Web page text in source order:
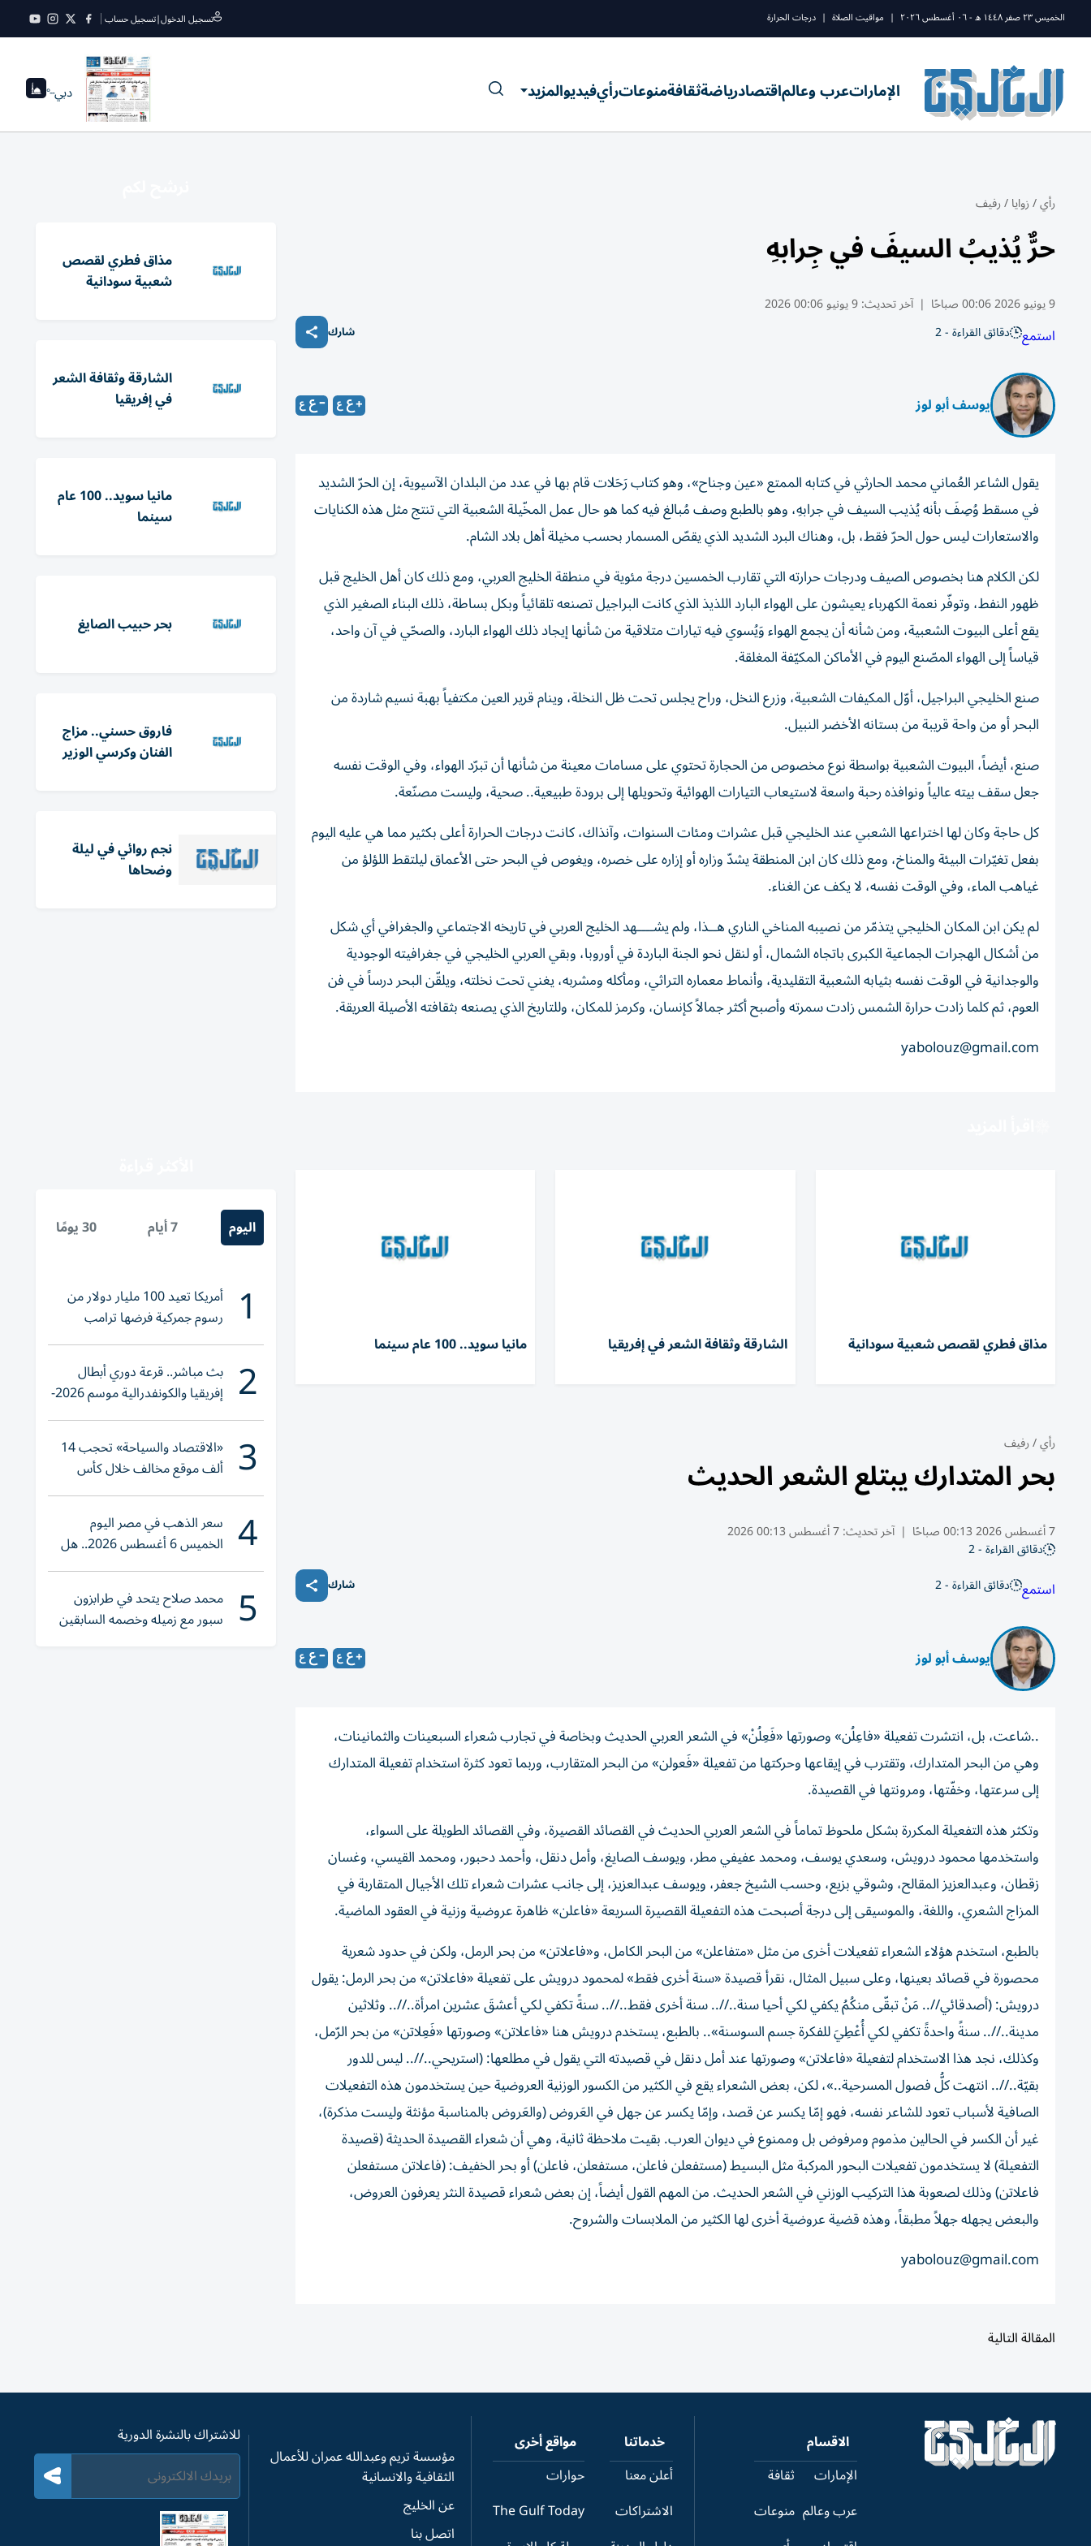
الخميس ٢٣ صفر ١٤٤٨ ه - ٠٦ أغسطس ٢٠٢٦ | مواقيت الصلاة | درجات الحرارة تسجيل الدخول|تسجيل حساب
الإماراتعرب وعالماقتصادرياضةثقافةمنوعاترأيفيديوالمزيد دبي--°
رأي/زوايا/رفيف
حرٌّ يُذيبُ السيفَ في جِرابهِ
9 يونيو 2026 00:06 صباحًا | آخر تحديث:9 يونيو 00:06 2026
استمع دقائق القراءة - 2 شارك
يوسف أبو لوز
يقول الشاعر العُماني محمد الحارثي في كتابه الممتع «عين وجناح»، وهو كتاب رَحَلات قام بها في عدد من البلدان الآسيوية، إن الحرّ الشديد
في مسقط وُصِفَ بأنه يُذيب السيف في جرابهِ، وهو بالطبع وصف مُبالغ فيه كما هو حال عمل المخّيلة الشعبية التي تنتج مثل هذه الكنايات
والاستعارات ليس حول الحرّ فقط، بل، وهناك البرد الشديد الذي يقصّ المسمار بحسب مخيلة أهل بلاد الشام.
لكن الكلام هنا بخصوص الصيف ودرجات حرارته التي تقارب الخمسين درجة مئوية في منطقة الخليج العربي، ومع ذلك كان أهل الخليج قبل
ظهور النفط، وتوفّر نعمة الكهرباء يعيشون على الهواء البارد اللذيذ الذي كانت البراجيل تصنعه تلقائياً وبكل بساطة، ذلك البناء الصغير الذي
يقع أعلى البيوت الشعبية، ومن شأنه أن يجمع الهواء وَيُسوي فيه تيارات متلاقية من شأنها إيجاد ذلك الهواء البارد، والصحّي في آن واحد،
قياساً إلى الهواء المصّنع اليوم في الأماكن المكيّفة المغلقة.
صنع الخليجي البراجيل، أوّل المكيفات الشعبية، وزرع النخل، وراح يجلس تحت ظل النخلة، وينام قرير العين مكتفياً بهبة نسيم شاردة من
البحر أو من واحة قريبة من بستانه الأخضر النبيل.
صنع، أيضاً، البيوت الشعبية بواسطة نوع مخصوص من الحجارة تحتوي على مسامات معينة من شأنها أن تبرّد الهواء، وفي الوقت نفسه
جعل سقف بيته عالياً ونوافذه رحبة واسعة لاستيعاب التيارات الهوائية وتحويلها إلى برودة طبيعية.. صحية، وليست مصنّعة.
كل حاجة وكان لها اختراعها الشعبي عند الخليجي قبل عشرات ومئات السنوات، وآنذاك، كانت درجات الحرارة أعلى بكثير مما هي عليه اليوم
بفعل تغيّرات البيئة والمناخ، ومع ذلك كان ابن المنطقة يشدّ وزاره أو إزاره على خصره، ويغوص في البحر حتى الأعماق ليلتقط اللؤلؤ من
غياهب الماء، وفي الوقت نفسه، لا يكف عن الغناء.
لم يكن ابن المكان الخليجي يتذمّر من نصيبه المناخي الناري هــذا، ولم يشــــهد الخليج العربي في تاريخه الاجتماعي والجغرافي أي شكل
من أشكال الهجرات الجماعية الكبرى باتجاه الشمال، أو لنقل نحو الجنة الباردة في أوروبا، وبقي العربي الخليجي في جغرافيته الوجودية
والوجدانية في الوقت نفسه بثيابه الشعبية التقليدية، وأنماط معماره التراثي، ومأكله ومشربه، يغني تحت نخلته، ويلقّن البحر درساً في فن
العوم، ثم كلما زادت حرارة الشمس زادت سمرته وأصبح أكثر جمالاً كإنسان، وكرمز للمكان، وللتاريخ الذي يصنعه بثقافته الأصيلة العريقة.
yabolouz@gmail.com
مذاق فطري لقصص شعبية سودانية الشارقة وثقافة الشعر في إفريقيا مانيا سويد.. 100 عام سينما
رأي/رفيف
بحر المتدارك يبتلع الشعر الحديث
7 أغسطس 2026 00:13 صباحًا | آخر تحديث:7 أغسطس 00:13 2026
دقائق القراءة - 2
استمع دقائق القراءة - 2 شارك
يوسف أبو لوز
..شاعت، بل، انتشرت تفعيلة «فاعِلُن» وصورتها «فَعِلُنْ» في الشعر العربي الحديث وبخاصة في تجارب شعراء السبعينات والثمانينات،
وهي من البحر المتدارك، وتقترب في إيقاعها وحركتها من تفعيلة «فَعولن» من البحر المتقارب، وربما تعود كثرة استخدام تفعيلة المتدارك
إلى سرعتها، وخفّتها، ومرونتها في القصيدة.
وتكثر هذه التفعيلة المكررة بشكل ملحوظ تماماً في الشعر العربي الحديث في القصائد القصيرة، وفي القصائد الطويلة على السواء،
واستخدمها محمود درويش، وسعدي يوسف، ومحمد عفيفي مطر، ويوسف الصايغ، وأمل دنقل، وأحمد دحبور، ومحمد القيسي، وغسان
زقطان، وعبدالعزيز المقالح، وشوقي بزيع، وحسب الشيخ جعفر، ويوسف عبدالعزيز، إلى جانب عشرات شعراء تلك الأجيال المتقاربة في
المزاج الشعري، واللغة، والموسيقى إلى درجة أصبحت هذه التفعيلة القصيرة السريعة «فاعلن» ظاهرة عروضية وزنية في العقود الماضية.
بالطبع، استخدم هؤلاء الشعراء تفعيلات أخرى من مثل «متفاعلن» من البحر الكامل، و«فاعلاتن» من بحر الرمل، ولكن في حدود شعرية
محصورة في قصائد بعينها، وعلى سبيل المثال، نقرأ قصيدة «سنة أخرى فقط» لمحمود درويش على تفعيلة «فاعلاتن» من بحر الرمل: يقول
درويش: (أصدقائي//.. مَنْ تبقّى منكُمُ يكفي لكي أحيا سنة..//.. سنة أخرى فقط..//.. سنةً تكفي لكي أعشقَ عشرين امرأة..//.. وثلاثين
مدينة..//.. سنةً واحدةً تكفي لكي أُعْطِيَ للفكرة جسم السوسنة».. بالطبع، يستخدم درويش هنا «فاعلاتن» وصورتها «فَعِلاتن» من بحر الرّمل،
وكذلك، نجد هذا الاستخدام لتفعيلة «فاعلاتن» وصورتها عند أمل دنقل في قصيدته التي يقول في مطلعها: (استريحي..//.. ليس للدور
بقيّة..//.. انتهت كلُّ فصول المسرحية..»، لكن، بعض الشعراء يقع في الكثير من الكسور الوزنية العروضية حين يستخدمون هذه التفعيلات
الصافية لأسباب تعود للشاعر نفسه، فهو إمّا يكسر عن قصد، وإمّا يكسر عن جهل في العَروض (والعَروض بالمناسبة مؤنثة وليست مذكرة)،
غير أن الكسر في الحالين مذموم ومرفوض بل وممنوع في ديوان العرب. بقيت ملاحظة ثانية، وهي أن شعراء القصيدة الحديثة (قصيدة
التفعيلة) لا يستخدمون تفعيلات البحور المركبة مثل البسيط (مستفعلن فاعلن، مستفعلن، فاعلن) أو بحر الخفيف: (فاعلاتن مستفعلن
فاعلاتن) وذلك لصعوبة هذا التركيب الوزني في الشعر الحديث. من المهم القول أيضاً، إن بعض شعراء قصيدة النثر يعرفون العروض،
والبعض يجهله جهلاً مطبقاً، وهذه قضية عروضية أخرى لها الكثير من الملابسات والشروح.
yabolouz@gmail.com
المقالة التالية
مذاق فطري لقصص
شعبية سودانية
الشارقة وثقافة الشعر
في إفريقيا
مانيا سويد.. 100 عام
سينما
بحر حبيب الصايغ
فاروق حسني.. مزاج
الفنان وكرسي الوزير
نجم روائي في ليلة
وضحاها
اليوم 7 أيام 30 يومًا
1 أمريكا تعيد 100 مليار دولار من
رسوم جمركية فرضها ترامب
2 بث مباشر.. قرعة دوري أبطال
إفريقيا والكونفدرالية موسم 2026-
2027
3 «الاقتصاد والسياحة» تحجب 14
ألف موقع مخالف خلال كأس
العالم 2026
4 سعر الذهب في مصر اليوم
الخميس 6 أغسطس 2026.. هل
تنوي الشراء؟
5 محمد صلاح يتحد في طرابزون
سبور مع زميله وخصمه السابقين
الاقسام
الإمارات
عرب وعالم
ثقافة
منوعات
خدماتنا
أعلن معنا
الاشتراكات
مواقع أخرى
حوارات
The Gulf Today
مؤسسة تريم وعبدالله عمران للأعمال
الثقافية والانسانية
عن الخليج
اتصل بنا
للاشتراك بالنشرة الدورية